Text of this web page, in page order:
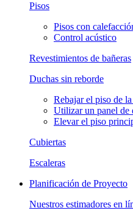
Pisos
Pisos con
Control acústico
Revestimientos de bañeras
Duchas sin reborde
Rebajar el piso de
Utilizar un panel de
Elevar el piso
Cubiertas
Escaleras
Planificación de Proyecto
Nuestros estimadores en